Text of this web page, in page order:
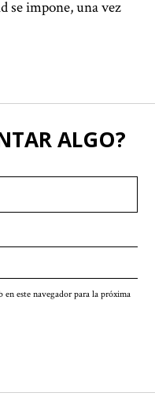
se impone, una vez
ALGO?
este navegador para la próxima